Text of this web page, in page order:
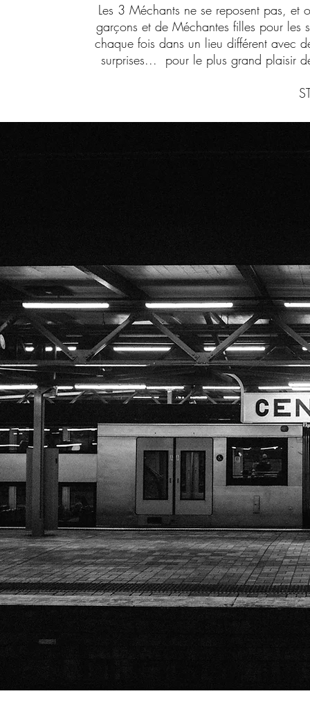
Les 3 Méchants ne se reposent pas, et
garçons et de Méchantes filles pour les
chaque fois dans un lieu différent avec
surprises... pour le plus grand plaisir